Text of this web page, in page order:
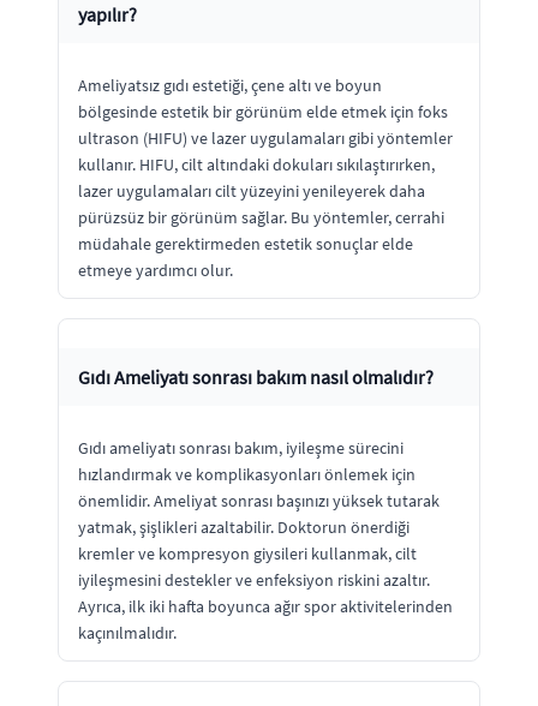
yapılır?
Ameliyatsız gıdı estetiği, çene altı ve boyun
bölgesinde estetik bir görünüm elde etmek için foks
ultrason (HIFU) ve lazer uygulamaları gibi yöntemler
kullanır. HIFU, cilt altındaki dokuları sıkılaştırırken,
lazer uygulamaları cilt yüzeyini yenileyerek daha
pürüzsüz bir görünüm sağlar. Bu yöntemler, cerrahi
müdahale gerektirmeden estetik sonuçlar elde
etmeye yardımcı olur.
Gıdı Ameliyatı sonrası bakım nasıl olmalıdır?
Gıdı ameliyatı sonrası bakım, iyileşme sürecini
hızlandırmak ve komplikasyonları önlemek için
önemlidir. Ameliyat sonrası başınızı yüksek tutarak
yatmak, şişlikleri azaltabilir. Doktorun önerdiği
kremler ve kompresyon giysileri kullanmak, cilt
iyileşmesini destekler ve enfeksiyon riskini azaltır.
Ayrıca, ilk iki hafta boyunca ağır spor aktivitelerinden
kaçınılmalıdır.